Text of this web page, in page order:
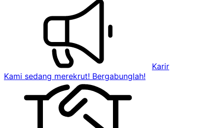
Karir
Kami sedang merekrut! Bergabunglah!